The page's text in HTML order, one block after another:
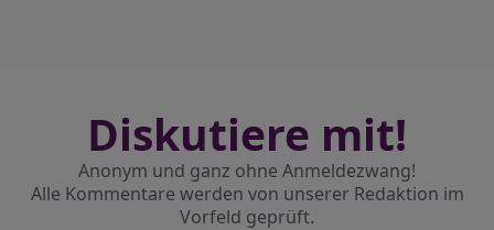
Diskutiere mit!
Anonym und ganz ohne Anmeldezwang!
Alle Kommentare werden von unserer Redaktion im
Vorfeld geprüft.